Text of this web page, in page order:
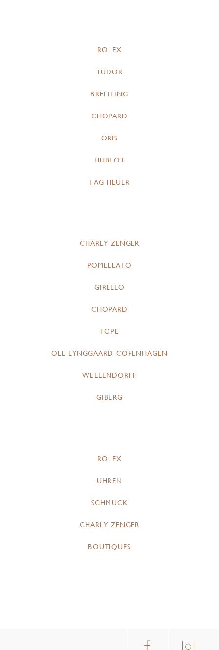
ROLEX
TUDOR
BREITLING
CHOPARD
ORIS
HUBLOT
TAG HEUER
CHARLY ZENGER
POMELLATO
GIRELLO
CHOPARD
FOPE
OLE LYNGGAARD COPENHAGEN
WELLENDORFF
GIBERG
ROLEX
UHREN
SCHMUCK
CHARLY ZENGER
BOUTIQUES